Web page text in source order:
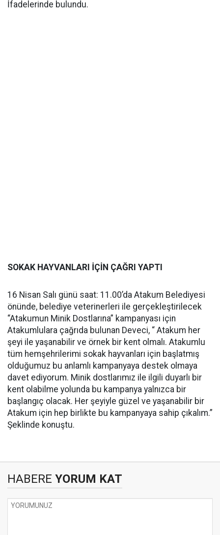
İfadelerinde bulundu.
SOKAK HAYVANLARI İÇİN ÇAĞRI YAPTI
16 Nisan Salı günü saat: 11.00’da Atakum Belediyesi
önünde, belediye veterinerleri ile gerçekleştirilecek
“Atakumun Minik Dostlarına” kampanyası için
Atakumlulara çağrıda bulunan Deveci, “ Atakum her
şeyi ile yaşanabilir ve örnek bir kent olmalı. Atakumlu
tüm hemşehrilerimi sokak hayvanları için başlatmış
olduğumuz bu anlamlı kampanyaya destek olmaya
davet ediyorum. Minik dostlarımız ile ilgili duyarlı bir
kent olabilme yolunda bu kampanya yalnızca bir
başlangıç olacak. Her şeyiyle güzel ve yaşanabilir bir
Atakum için hep birlikte bu kampanyaya sahip çıkalım.”
Şeklinde konuştu.
HABERE YORUM KAT